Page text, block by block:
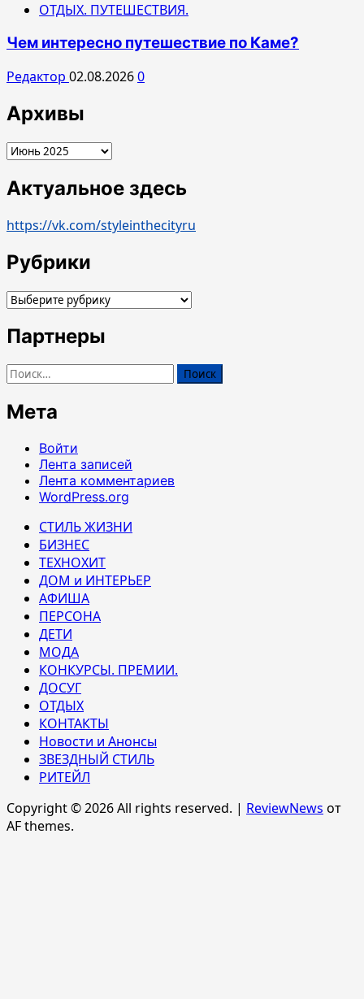
ОТДЫХ. ПУТЕШЕСТВИЯ.
Чем интересно путешествие по Каме?
Редактор 02.08.20260
Архивы
Архивы
Актуальное здесь
https://vk.com/styleinthecityru
Рубрики
Рубрики
Партнеры
Найти:
Мета
Войти
Лента записей
Лента комментариев
WordPress.org
СТИЛЬ ЖИЗНИ
БИЗНЕС
ТЕХНОХИТ
ДОМ и ИНТЕРЬЕР
АФИША
ПЕРСОНА
ДЕТИ
МОДА
КОНКУРСЫ. ПРЕМИИ.
ДОСУГ
ОТДЫХ
КОНТАКТЫ
Новости и Анонсы
ЗВЕЗДНЫЙ СТИЛЬ
РИТЕЙЛ
Copyright © 2026 All rights reserved. | ReviewNews от
AF themes.